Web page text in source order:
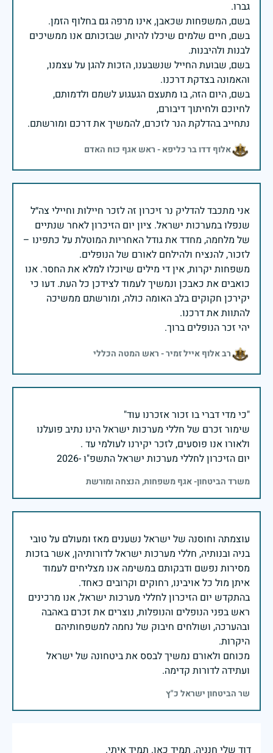
בשם, חיים שלמים שיכלו להיות, שבזכותם אנו ממשיכים
בשם, שבועת החייל שנשבענו, הזכות להגן על עצמנו,
בשם, היום הזה, בו מתעצם הגעגוע לשמם ולדמותם,
נתחייב בהדלקת הנר לזכרם, להמשיך את דרכם ומורשתם.
אלוף דדו בר כליפא - ראש אגף כוח האדם
אני מתכבד להדליק נר זיכרון זה לזכר חיילות וחיילי צה״ל
שנפלו במערכות ישראל. ציון יום הזיכרון לאחר שנתיים
של מלחמה, מחדד את גודל האחריות המוטלת על כתפינו –
משפחות יקרות, אין די מילים שיוכלו למלא את החסר. אנו
כואבים את כאבכן ונמשיך לעמוד לצידכן כל העת. דעו כי
יקירכן חקוקים בלב האומה כולה, ומורשתם ממשיכה
יהי זכר הנופלים ברוך.
רב אלוף אייל זמיר - ראש המטה הכללי
שימור זכרם של חללי מערכות ישראל הינו נתיב פועלנו
יום הזיכרון לחללי מערכות ישראל התשפ"ו -2026
משרד הביטחון- אגף משפחות, הנצחה ומורשת
עוצמתה וחוסנה של ישראל נשענים מאז ומעולם על טובי
בניה ובנותיה, חללי מערכות ישראל לדורותיהן, אשר בזכות
מסירות נפשם ודבקותם במשימה אנו מצליחים לעמוד
בהתקדש יום הזיכרון לחללי מערכות ישראל, אנו מרכינים
ראש בפני הנופלים והנופלות, נוצרים את זכרם באהבה
ובהערכה, ושולחים חיבוק של נחמה למשפחותיהם
מכוחם ולאורם נמשיך לבסס את ביטחונה של ישראל
ועתידה לדורות קדימה.
שר הביטחון ישראל כ"ץ
דוד שלי חנניה. תמיד כאן. תמיד איתי.